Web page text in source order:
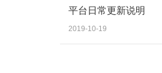
平台日常更新说明
2019-10-19